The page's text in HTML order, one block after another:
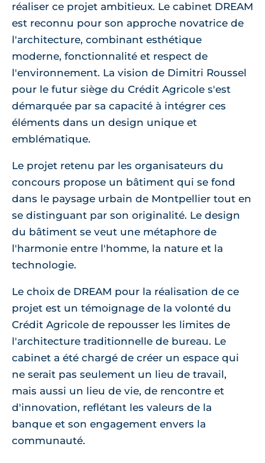
réaliser ce projet ambitieux. Le cabinet DREAM
est reconnu pour son approche novatrice de
l'architecture, combinant esthétique
moderne, fonctionnalité et respect de
l'environnement. La vision de Dimitri Roussel
pour le futur siège du Crédit Agricole s'est
démarquée par sa capacité à intégrer ces
éléments dans un design unique et
emblématique.
Le projet retenu par les organisateurs du
concours propose un bâtiment qui se fond
dans le paysage urbain de Montpellier tout en
se distinguant par son originalité. Le design
du bâtiment se veut une métaphore de
l'harmonie entre l'homme, la nature et la
technologie.
Le choix de DREAM pour la réalisation de ce
projet est un témoignage de la volonté du
Crédit Agricole de repousser les limites de
l'architecture traditionnelle de bureau. Le
cabinet a été chargé de créer un espace qui
ne serait pas seulement un lieu de travail,
mais aussi un lieu de vie, de rencontre et
d'innovation, reflétant les valeurs de la
banque et son engagement envers la
communauté.